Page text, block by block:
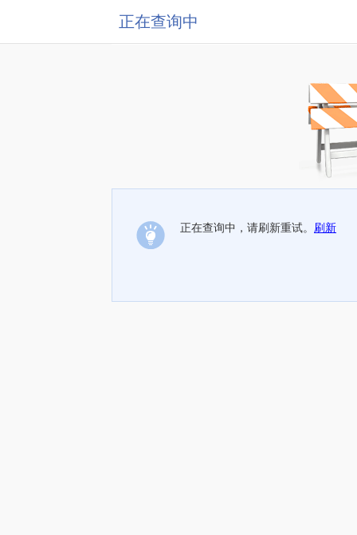
正在查询中
正在查询中，请刷新重试。 刷新